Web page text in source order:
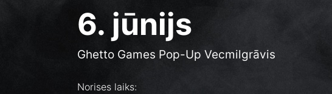
6. jūnijs
Ghetto Games Pop-Up Vecmilgrāvis
Norises laiks: